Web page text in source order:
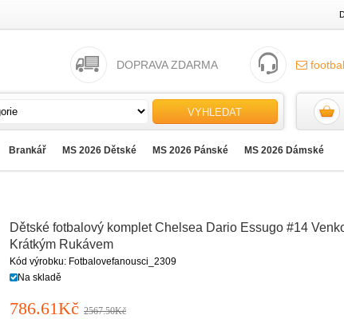
DOPRAVA ZDARMA
VYHLEDAT
Brankář MS 2026 Dětské MS 2026 Pánské MS 2026 Dámské
Dětské fotbalový komplet Chelsea Dario Essugo #14
Krátkým Rukávem
Kód výrobku: Fotbalovefanousci_2309
Na skladě
786.61Kč 2567.50Kč